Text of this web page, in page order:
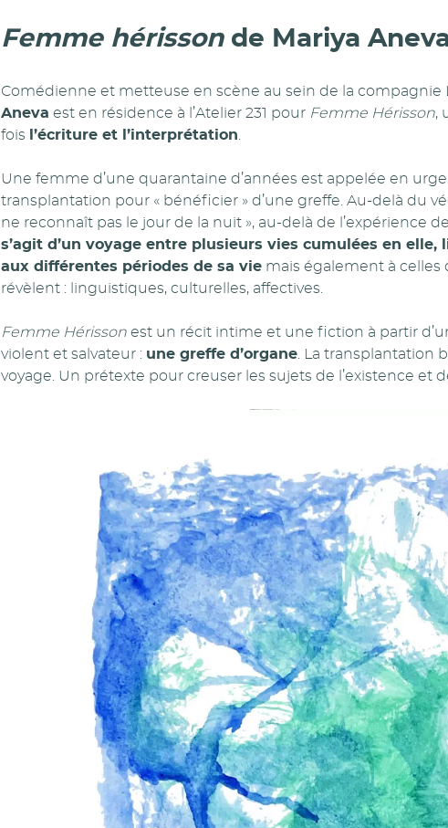
Femme hérissonde Mariya
Comédienne et metteuse en scène au sein de la compagnie
Aneva est en résidence à l’Atelier 231 pour Femme Hérisson,
fois
l’écriture et l’interprétation.
Une femme d’une quarantaine d’années est appelée en
transplantation pour « bénéficier » d’une greffe. Au-delà du
ne reconnaît pas le jour de la nuit », au-delà de l’expérience de
s’agit d’un voyage entre plusieurs vies cumulées en
aux différentes périodes de sa vie mais également à celles
révèlent : linguistiques, culturelles, affectives.
Femme Hérisson est un récit intime et une fiction à partir
violent et salvateur : une greffe d’organe. La transplantation
voyage. Un prétexte pour creuser les sujets de l’existence et